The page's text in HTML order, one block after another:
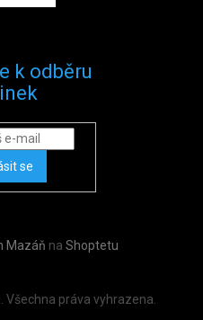
k odběru
se
Mazáň na Shoptetu
. Všechna práva vyhrazena.